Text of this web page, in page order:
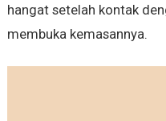
hangat setelah kontak
membuka kemasannya.